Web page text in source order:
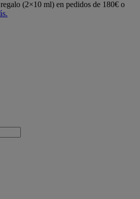
(2×10 ml) en pedidos de 180€ o